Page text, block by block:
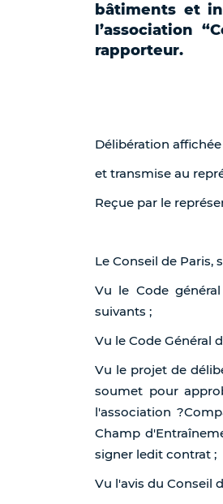
bâtiments et
l’association
rapporteur.
Délibération
et transmise au
Reçue par le
Le Conseil de
Vu le Code
suivants ;
Vu le Code Général
Vu le projet de
soumet pour
l'association
Champ
signer ledit contrat ;
Vu l'avis du Conseil